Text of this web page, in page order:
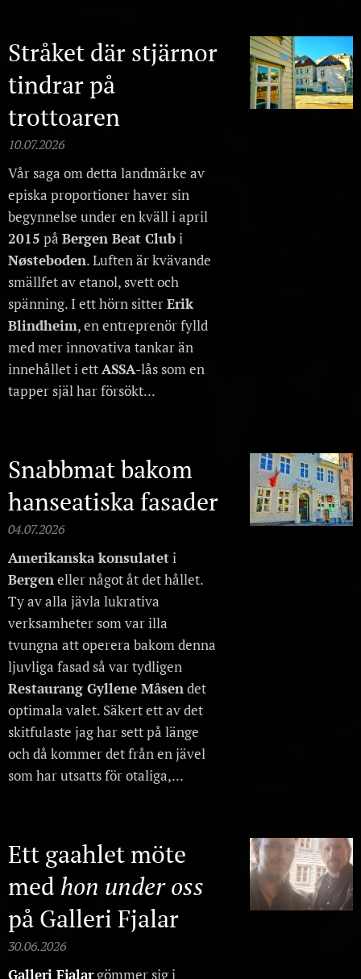
Stråket där stjärnor
tindrar på
trottoaren
10.07.2026
Vår saga om detta landmärke av
episka proportioner haver sin
begynnelse under en kväll i april
2015 på Bergen Beat Clubi
Nøsteboden. Luften är kvävande
smällfet av etanol, svett och
spänning. I ett hörn sitterErik
Blindheim, en entreprenör fylld
med mer innovativa tankar än
innehållet i ettASSA-lås som en
tapper själ har försökt...
Snabbmat bakom
hanseatiska fasader
04.07.2026
Amerikanska konsulateti
Bergeneller något åt det hållet.
Ty av alla jävla lukrativa
verksamheter som var illa
tvungna att operera bakom denna
ljuvliga fasad så var tydligen
Restaurang Gyllene Måsendet
optimala valet. Säkert ett av det
skitfulaste jag har sett på länge
och då kommer det från en jävel
som har utsatts för otaliga,...
Ett gaahlet möte
med hon under oss
på Galleri Fjalar
30.06.2026
Galleri Fjalargömmer sig i